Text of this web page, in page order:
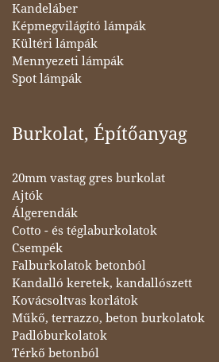
Kandeláber
Képmegvilágító lámpák
Kültéri lámpák
Mennyezeti lámpák
Spot lámpák
Burkolat, Építőanyag
20mm vastag gres burkolat
Ajtók
Álgerendák
Cotto - és téglaburkolatok
Csempék
Falburkolatok betonból
Kandalló keretek, kandallószett
Kovácsoltvas korlátok
Műkő, terrazzo, beton burkolatok
Padlóburkolatok
Térkő betonból